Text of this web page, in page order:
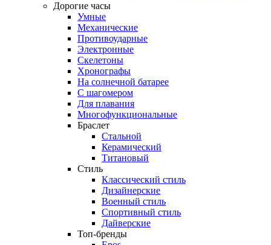
Дорогие часы
Умные
Механические
Противоударные
Электронные
Скелетоны
Хронографы
На солнечной батарее
С шагомером
Для плавания
Многофункциональные
Браслет
Стальной
Керамический
Титановый
Стиль
Классический стиль
Дизайнерские
Военный стиль
Спортивный стиль
Дайверские
Топ-бренды